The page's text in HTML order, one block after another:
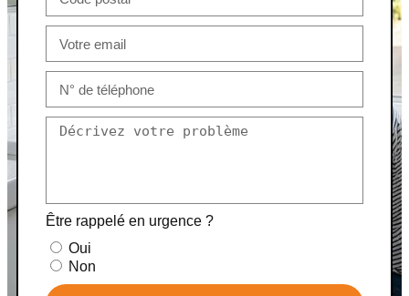
Être rappelé en urgence ?
Oui
Non